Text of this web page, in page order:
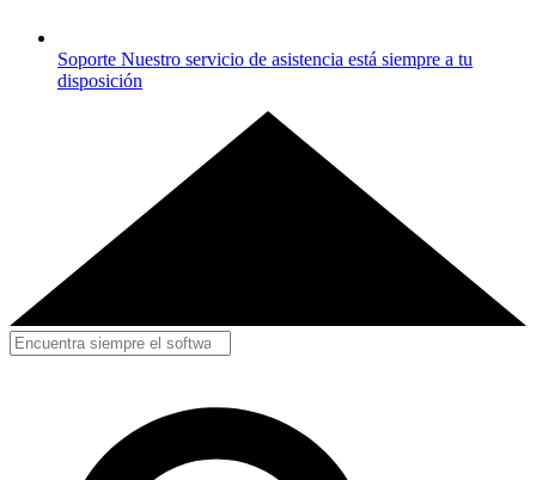
Soporte Nuestro servicio de asistencia está siempre a tu
disposición